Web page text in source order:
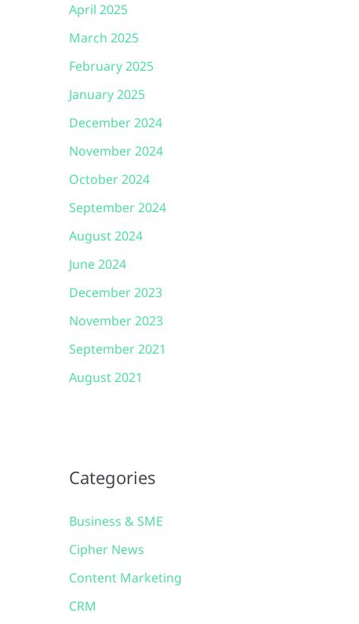
April 2025
March 2025
February 2025
January 2025
December 2024
November 2024
October 2024
September 2024
August 2024
June 2024
December 2023
November 2023
September 2021
August 2021
Categories
Business & SME
Cipher News
Content Marketing
CRM